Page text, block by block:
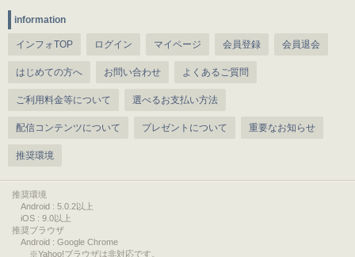
information
インフォTOP ログイン マイページ 会員登録 会員退会
はじめての方へ お問い合わせ よくあるご質問
ご利用料金等について 選べるお支払い方法
配信コンテンツについて プレゼントについて 重要なお知らせ
推奨環境
推奨環境
Android : 5.0.2以上
iOS : 9.0以上
推奨ブラウザ
Android : Google Chrome
※Yahoo!ブラウザは非対応です。